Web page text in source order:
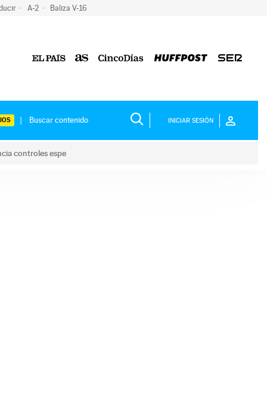
A-2 Baliza V-16
INICIAR SESIÓN
controles espe